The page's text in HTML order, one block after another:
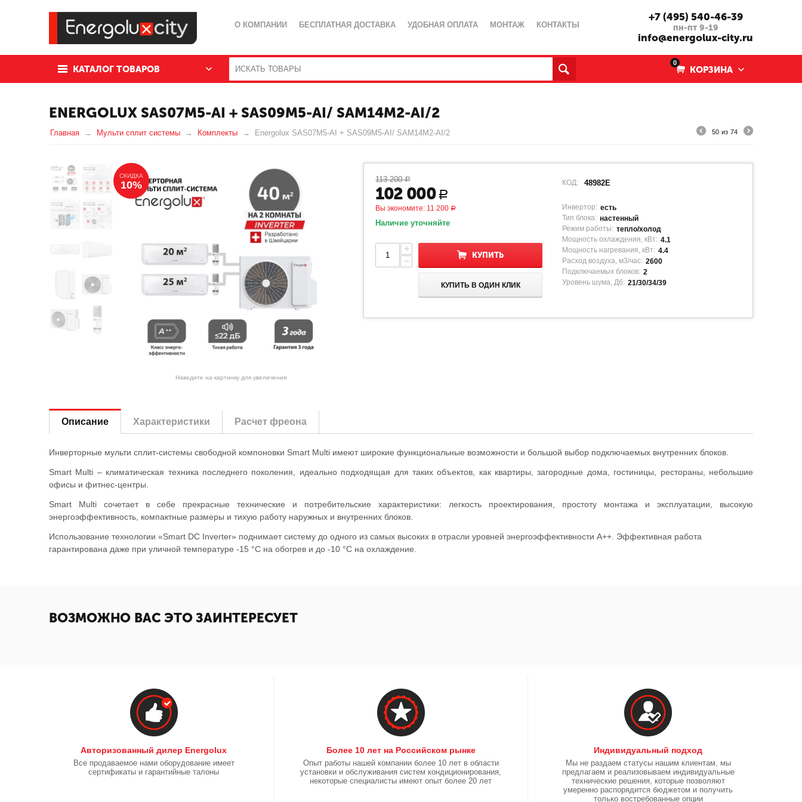
О КОМПАНИИ БЕСПЛАТНАЯ ДОСТАВКА УДОБНАЯ ОПЛАТА МОНТАЖ КОНТАКТЫ
+7 (495) 540-46-39
пн-пт 9-19
info@energolux-city.ru
КАТАЛОГ ТОВАРОВ
0
КОРЗИНА
ENERGOLUX SAS07M5-AI + SAS09M5-AI/ SAM14M2-AI/2
Главная Мульти сплит системы Комплекты Energolux SAS07M5-AI + SAS09M5-AI/ SAM14M2-AI/2 50 из 74
СКИДКА
10%
Наведите на картинку для увеличения
113 200 Р
102 000 Р
Вы экономите: 11 200 Р
Наличие уточняйте
+
−
КУПИТЬ
КУПИТЬ В ОДИН КЛИК
КОД: 48982E
Инвертор: есть
Тип блока: настенный
Режим работы: тепло/холод
Мощность охлаждения, кВт: 4.1
Мощность нагревания, кВт: 4.4
Расход воздуха, м3/час: 2600
Подключаемых блоков: 2
Уровень шума, Дб: 21/30/34/39
Описание Характеристики Расчет фреона
Инверторные мульти сплит-системы свободной компоновки Smart Multi имеют широкие функциональные возможности и большой выбор подключаемых внутренних блоков.
Smart Multi – климатическая техника последнего поколения, идеально подходящая для таких объектов, как квартиры, загородные дома, гостиницы, рестораны, небольшие
офисы и фитнес-центры.
Smart Multi сочетает в себе прекрасные технические и потребительские характеристики: легкость проектирования, простоту монтажа и эксплуатации, высокую
энергоэффективность, компактные размеры и тихую работу наружных и внутренних блоков.
Использование технологии «Smart DC Inverter» поднимает систему до одного из самых высоких в отрасли уровней энергоэффективности А++. Эффективная работа
гарантирована даже при уличной температуре -15 °C на обогрев и до -10 °C на охлаждение.
ВОЗМОЖНО ВАС ЭТО ЗАИНТЕРЕСУЕТ
Авторизованный дилер Energolux
Все продаваемое нами оборудование имеет
сертификаты и гарантийные талоны
Более 10 лет на Российском рынке
Опыт работы нашей компании более 10 лет в области
установки и обслуживания систем кондиционирования,
некоторые специалисты имеют опыт более 20 лет
Индивидуальный подход
Мы не раздаем статусы нашим клиентам, мы
предлагаем и реализовываем индивидуальные
технические решения, которые позволяют
умеренно распорядится бюджетом и получить
только востребованные опции